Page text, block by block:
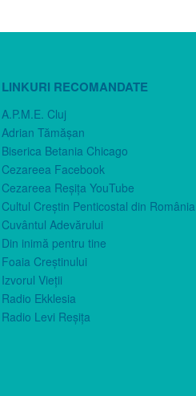
LINKURI RECOMANDATE
A.P.M.E. Cluj
Adrian Tămăşan
Biserica Betania Chicago
Cezareea Facebook
Cezareea Reşiţa YouTube
Cultul Creştin Penticostal din România
Cuvântul Adevărului
Din inimă pentru tine
Foaia Creştinului
Izvorul Vieţii
Radio Ekklesia
Radio Levi Reşiţa